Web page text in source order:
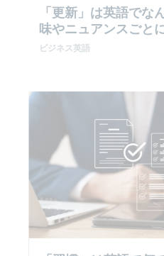
「更新」は英語でな
味やニュアンスごと
ビジネス英語